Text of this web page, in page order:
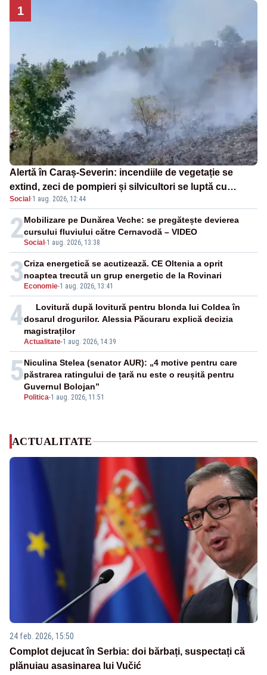
1
Alertă în Caraș-Severin: incendiile de vegetație se
extind, zeci de pompieri și silvicultori se luptă cu
flăcările - VIDEO
Social ·1 aug. 2026, 12:44
2Social -1 aug. 2026, 13:38
Mobilizare pe Dunărea Veche: se pregătește devierea
cursului fluviului către Cernavodă – VIDEO
3 Economie-1 aug. 2026, 13:41
Criza energetică se acutizează. CE Oltenia a oprit
noaptea trecută un grup energetic de la Rovinari
4
Actualitate-1 aug. 2026, 14:39
Lovitură după lovitură pentru blonda lui Coldea în
dosarul drogurilor. Alessia Păcuraru explică decizia
magistraților
5
Politica-1 aug. 2026, 11:51
Niculina Stelea (senator AUR): „4 motive pentru care
păstrarea ratingului de țară nu este o reușită pentru
Guvernul Bolojan”
ACTUALITATE
24 feb. 2026, 15:50
Complot dejucat în Serbia: doi bărbați, suspectați că
plănuiau asasinarea lui Vučić